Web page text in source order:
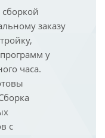
заказу
у
часа.
с